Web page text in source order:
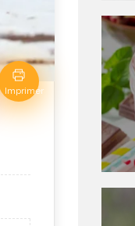
Imprimer